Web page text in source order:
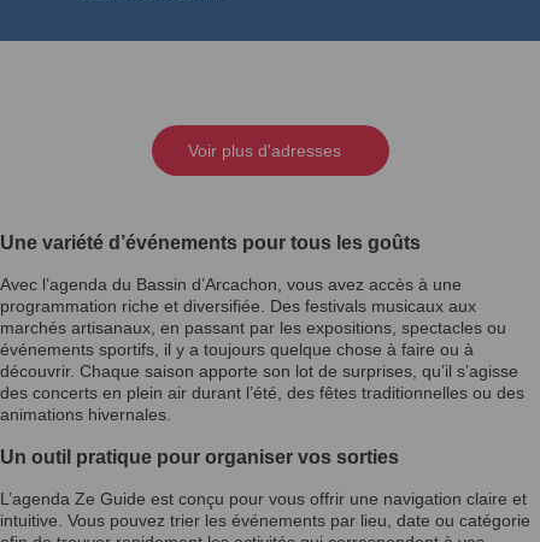
Voir plus d'adresses
Une variété d’événements pour tous les goûts
Avec l’agenda du Bassin d’Arcachon, vous avez accès à une
programmation riche et diversifiée. Des festivals musicaux aux
marchés artisanaux, en passant par les expositions, spectacles ou
événements sportifs, il y a toujours quelque chose à faire ou à
découvrir. Chaque saison apporte son lot de surprises, qu’il s’agisse
des concerts en plein air durant l’été, des fêtes traditionnelles ou des
animations hivernales.
Un outil pratique pour organiser vos sorties
L’agenda Ze Guide est conçu pour vous offrir une navigation claire et
intuitive. Vous pouvez trier les événements par lieu, date ou catégorie